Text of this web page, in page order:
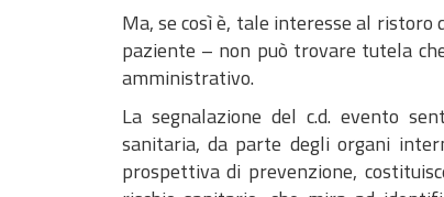
Ma, se così è, tale interesse al
paziente – non può trovare tutela
amministrativo.
La segnalazione del c.d. evento
sanitaria, da parte degli organi
prospettiva di prevenzione,